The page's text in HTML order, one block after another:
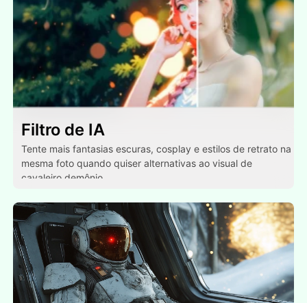
Filtro de IA
Tente mais fantasias escuras, cosplay e estilos de retrato na
mesma foto quando quiser alternativas ao visual de
cavaleiro demônio.